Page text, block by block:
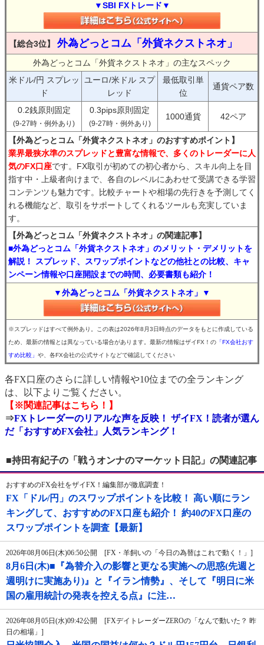
▼SBI FXトレード▼
【総合3位】 外為どっとコム「外貨ネクストネオ」
外為どっとコム「外貨ネクストネオ」の主なスペック
米ドル/円 スプレッ
ド
ユーロ/米ドル スプ
レッド
最低取引単
位
通貨ペア数
0.2銭原則固定
(9-27時・例外あり)
0.3pips原則固定
(9-27時・例外あり)
1000通貨 42ペア
【外為どっとコム「外貨ネクストネオ」のおすすめポイント】
業界最狭水準のスプレッドと豊富な情報で、多くのトレーダーに人
気のFX口座です。FX取引が初めての初心者から、スキル向上を目
指す中・上級者向けまで、各自のレベルにあわせて受講できる学習
コンテンツも魅力です。比較チャートや相場の先行きを予測してく
れる機能など、取引をサポートしてくれるツールも充実していま
す。
【外為どっとコム「外貨ネクストネオ」の関連記事】
■外為どっとコム「外貨ネクストネオ」のメリット・デメリットを
解説！ スプレッド、スワップポイントなどの他社との比較、キャ
ンペーン情報や口座開設までの時間、必要書類も紹介！
▼外為どっとコム「外貨ネクストネオ」▼
※スプレッドはすべて例外あり。この表は2026年8月3日時点のデータをもとに作成している
ため、最新の情報とは異なっている場合があります。最新の情報はザイFX！の 「FX会社おす
すめ比較」 や、各FX会社の公式サイトなどで確認してください
各FX口座のさらに詳しい情報や10位までの全ランキング
は、以下よりご覧ください。
【※関連記事はこちら！】
⇒FXトレーダーのリアルな声を反映！ ザイFX！読者が選ん
だ「おすすめFX会社」人気ランキング！
■持田有紀子の「戦うオンナのマーケット日記」の関連記事
おすすめのFX会社をザイFX！編集部が徹底調査！
FX「ドル/円」のスワップポイントを比較！ 高い順にラン
キングして、おすすめのFX口座も紹介！ 約40のFX口座の
スワップポイントを調査【最新】
2026年08月06日(木)06:50公開 [FX・羊飼いの「今日の為替はこれで動く！」]
8月6日(木)■『為替介入の影響と更なる実施への思惑(先週と
週明けに実施あり)』と『イラン情勢』、そして『明日に米
国の雇用統計の発表を控える点』に注…
2026年08月05日(水)09:42公開 [FXデイトレーダーZEROの「なんで動いた？ 昨
日の相場」]